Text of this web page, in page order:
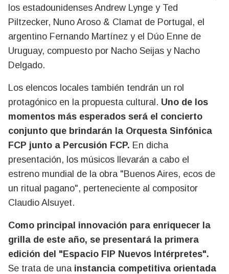
los estadounidenses Andrew Lynge y Ted
Piltzecker, Nuno Aroso & Clamat de Portugal, el
argentino Fernando Martínez y el Dúo Enne de
Uruguay, compuesto por Nacho Seijas y Nacho
Delgado.
Los elencos locales también tendrán un rol
protagónico en la propuesta cultural. Uno de los
momentos más esperados será el concierto
conjunto que brindarán la Orquesta Sinfónica
FCP junto a Percusión FCP. En dicha
presentación, los músicos llevarán a cabo el
estreno mundial de la obra "Buenos Aires, ecos de
un ritual pagano", perteneciente al compositor
Claudio Alsuyet.
Como principal innovación para enriquecer la
grilla de este año, se presentará la primera
edición del "Espacio FIP Nuevos Intérpretes".
Se trata de una instancia competitiva orientada